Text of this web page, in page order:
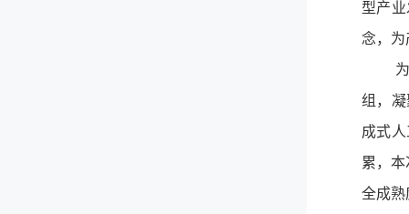
型产
念，
组，
成式
累，本
全成熟